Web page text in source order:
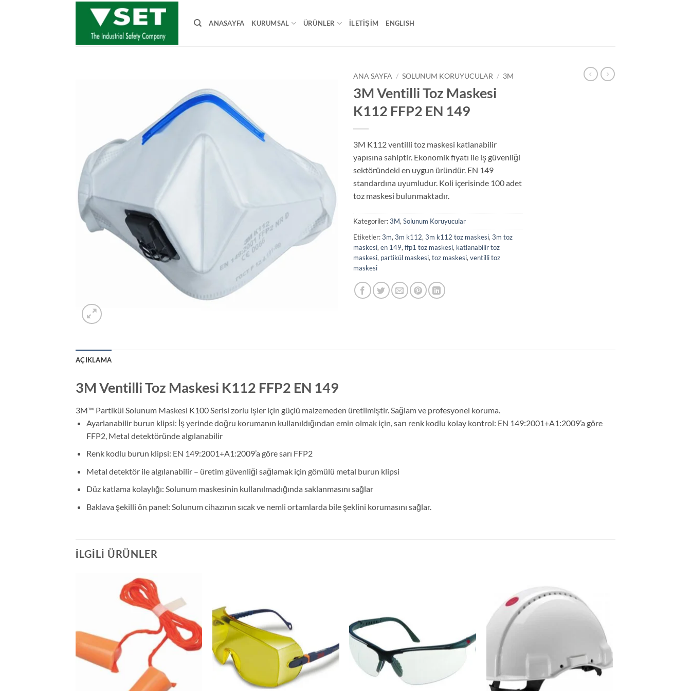
ANASAYFA KURUMSAL ÜRÜNLER İLETİŞİM ENGLISH
ANA SAYFA / SOLUNUM KORUYUCULAR / 3M
3M Ventilli Toz Maskesi
K112 FFP2 EN 149
3M K112 ventilli toz maskesi katlanabilir
yapısına sahiptir. Ekonomik fiyatı ile iş güvenliği
sektöründeki en uygun üründür. EN 149
standardına uyumludur. Koli içerisinde 100 adet
toz maskesi bulunmaktadır.
Kategoriler:3M, Solunum Koruyucular
Etiketler:3m, 3m k112, 3m k112 toz maskesi, 3m toz
maskesi, en 149, ffp1 toz maskesi, katlanabilir toz
maskesi, partikül maskesi, toz maskesi, ventilli toz
maskesi
AÇIKLAMA
3M Ventilli Toz Maskesi K112 FFP2 EN 149
3M™ Partikül Solunum Maskesi K100 Serisi zorlu işler için güçlü malzemeden üretilmiştir. Sağlam ve profesyonel koruma.
Ayarlanabilir burun klipsi: İş yerinde doğru korumanın kullanıldığından emin olmak için, sarı renk kodlu kolay kontrol: EN 149:2001+A1:2009’a göre
FFP2, Metal detektöründe algılanabilir
Renk kodlu burun klipsi: EN 149:2001+A1:2009’a göre sarı FFP2
Metal detektör ile algılanabilir – üretim güvenliği sağlamak için gömülü metal burun klipsi
Düz katlama kolaylığı: Solunum maskesinin kullanılmadığında saklanmasını sağlar
Baklava şekilli ön panel: Solunum cihazının sıcak ve nemli ortamlarda bile şeklini korumasını sağlar.
İLGILI ÜRÜNLER